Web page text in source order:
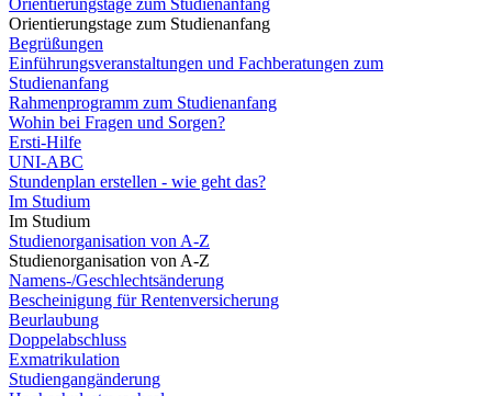
Orientierungstage zum Studienanfang
Orientierungstage zum Studienanfang
Begrüßungen
Einführungsveranstaltungen und Fachberatungen zum
Studienanfang
Rahmenprogramm zum Studienanfang
Wohin bei Fragen und Sorgen?
Ersti-Hilfe
UNI-ABC
Stundenplan erstellen - wie geht das?
Im Studium
Im Studium
Studienorganisation von A-Z
Studienorganisation von A-Z
Namens-/Geschlechtsänderung
Bescheinigung für Rentenversicherung
Beurlaubung
Doppelabschluss
Exmatrikulation
Studiengangänderung